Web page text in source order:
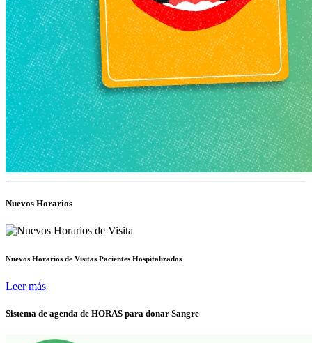
Nuevos Horarios
Nuevos Horarios de Visitas Pacientes Hospitalizados
Leer más
Sistema de agenda de HORAS para donar Sangre